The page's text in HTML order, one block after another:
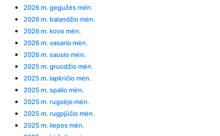
2026 m. gegužės mėn.
2026 m. balandžio mėn.
2026 m. kovo mėn.
2026 m. vasario mėn.
2026 m. sausio mėn.
2025 m. gruodžio mėn.
2025 m. lapkričio mėn.
2025 m. spalio mėn.
2025 m. rugsėjo mėn.
2025 m. rugpjūčio mėn.
2025 m. liepos mėn.